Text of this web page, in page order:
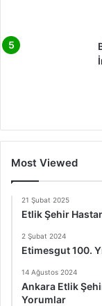
Most Viewed
21 Şubat 2025
Etlik Şehir
2 Şubat 2024
Etimesgut 100.
14 Ağustos 2024
Ankara Etlik
Yorumlar